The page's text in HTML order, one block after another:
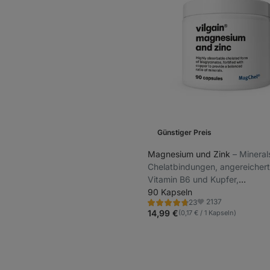
Günstiger Preis
Magnesium und Zink ⁠–⁠
Chelatbindungen,
Vitamin B6 und Kupfer,
Nahrungsergänzungsmittel
90 Kapseln
23
Bewertung
4.8/5,
23
Favoriten
2137
14,99 €(0,17 € / 1 Kapseln)